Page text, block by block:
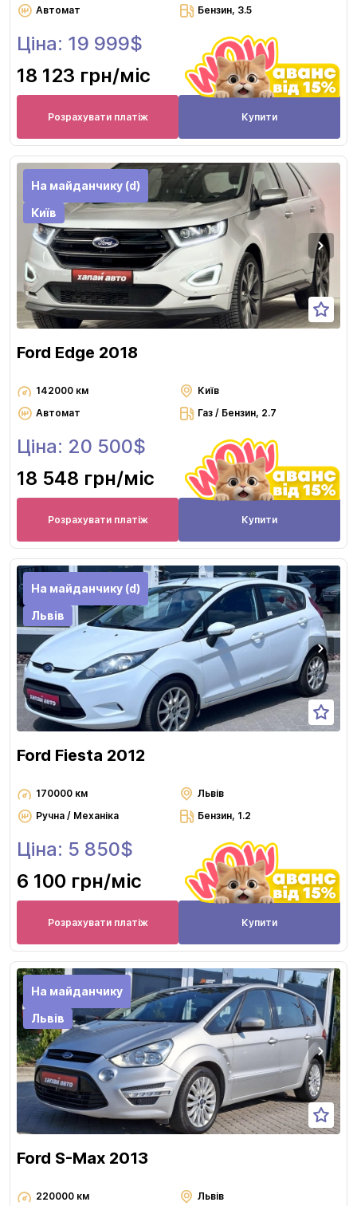
Автомат
Бензин, 3.5
Ціна: 19 999$
18 123 грн/міс
Розрахувати платіж Купити
На майданчику (d)
Київ
Ford Edge 2018
142000 км
Київ
Автомат
Газ / Бензин, 2.7
Ціна: 20 500$
18 548 грн/міс
Розрахувати платіж Купити
На майданчику (d)
Львів
Ford Fiesta 2012
170000 км
Львів
Ручна / Механіка
Бензин, 1.2
Ціна: 5 850$
6 100 грн/міс
Розрахувати платіж Купити
На майданчику
Львів
Ford S-Max 2013
220000 км Львів